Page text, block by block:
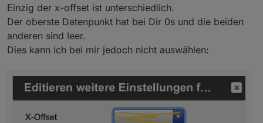
Einzig der x-offset ist unterschiedlich.
Der oberste Datenpunkt hat bei Dir 0s und die beiden
anderen sind leer.
Dies kann ich bei mir jedoch nicht auswählen: